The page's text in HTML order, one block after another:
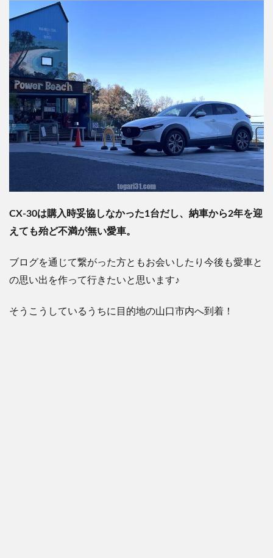
CX-30は購入時妥協しなかった1台だし、納車から2年を迎
えても殆ど不満が無い愛車。
ブログを通じて繋がった方ともお会いしたり今後も愛車と
の思い出を作って行きたいと思います♪
そうこうしているうちに目的地の山口市内へ到着！